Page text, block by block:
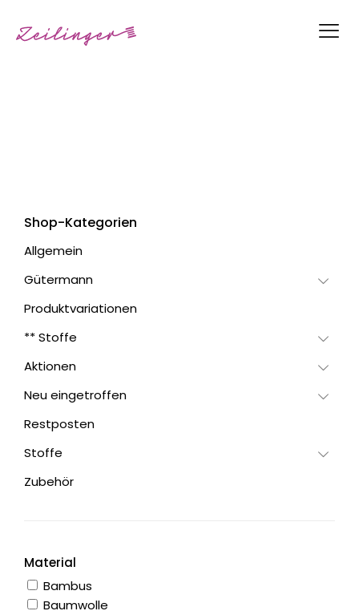
Shop-Kategorien
Allgemein
Gütermann
Produktvariationen
** Stoffe
Aktionen
Neu eingetroffen
Restposten
Stoffe
Zubehör
Material
Bambus
Baumwolle